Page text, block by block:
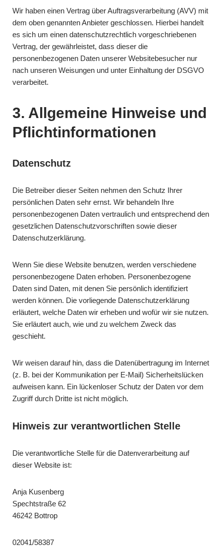
Wir haben einen Vertrag über Auftragsverarbeitung (AVV) mit
dem oben genannten Anbieter geschlossen. Hierbei handelt
es sich um einen datenschutzrechtlich vorgeschriebenen
Vertrag, der gewährleistet, dass dieser die
personenbezogenen Daten unserer Websitebesucher nur
nach unseren Weisungen und unter Einhaltung der DSGVO
verarbeitet.
3. Allgemeine Hinweise und
Pflicht­informationen
Datenschutz
Die Betreiber dieser Seiten nehmen den Schutz Ihrer
persönlichen Daten sehr ernst. Wir behandeln Ihre
personenbezogenen Daten vertraulich und entsprechend den
gesetzlichen Datenschutzvorschriften sowie dieser
Datenschutzerklärung.
Wenn Sie diese Website benutzen, werden verschiedene
personenbezogene Daten erhoben. Personenbezogene
Daten sind Daten, mit denen Sie persönlich identifiziert
werden können. Die vorliegende Datenschutzerklärung
erläutert, welche Daten wir erheben und wofür wir sie nutzen.
Sie erläutert auch, wie und zu welchem Zweck das
geschieht.
Wir weisen darauf hin, dass die Datenübertragung im Internet
(z. B. bei der Kommunikation per E-Mail) Sicherheitslücken
aufweisen kann. Ein lückenloser Schutz der Daten vor dem
Zugriff durch Dritte ist nicht möglich.
Hinweis zur verantwortlichen Stelle
Die verantwortliche Stelle für die Datenverarbeitung auf
dieser Website ist:
Anja Kusenberg
Spechtstraße 62
46242 Bottrop
02041/58387